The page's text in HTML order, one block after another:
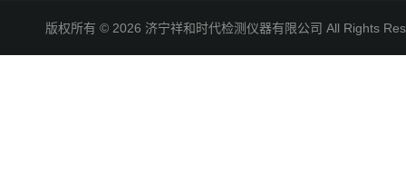
版权所有 © 2026 济宁祥和时代检测仪器有限公司 All Rights